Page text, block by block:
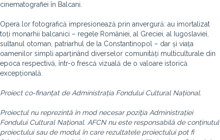
cinematografiei în Balcani.
Opera lor fotografică impresionează prin anvergură: au imortalizat
toți monarhii balcanici – regele României, al Greciei, al Iugoslaviei,
sultanul otoman, patriarhul de la Constantinopol – dar și viața
oamenilor simpli aparținând diverselor comunități multiculturale din
epoca respectivă, într-o frescă vizuală de o valoare istorică
excepțională.
Proiect co-finanțat de Administrația Fondului Cultural Național.
Proiectul nu reprezintă în mod necesar poziţia Administrației
Fondului Cultural Național. AFCN nu este responsabilă de conținutul
proiectului sau de modul în care rezultatele proiectului pot fi